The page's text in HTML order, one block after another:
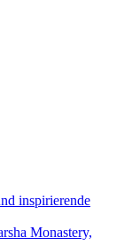
inspirierende
Monastery,